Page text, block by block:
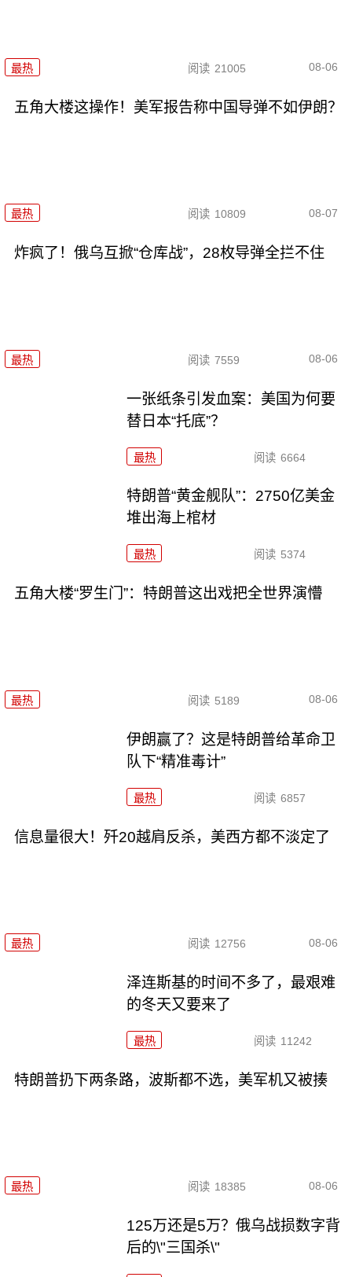
最热 阅读 21005 08-06
五角大楼这操作！美军报告称中国导弹不如伊朗？
最热 阅读 10809 08-07
炸疯了！俄乌互掀“仓库战”，28枚导弹全拦不住
最热 阅读 7559 08-06
一张纸条引发血案：美国为何要
替日本“托底”？
最热 阅读 6664
特朗普“黄金舰队”：2750亿美金
堆出海上棺材
最热 阅读 5374
五角大楼“罗生门”：特朗普这出戏把全世界演懵
最热 阅读 5189 08-06
伊朗赢了？这是特朗普给革命卫
队下“精准毒计”
最热 阅读 6857
信息量很大！歼20越肩反杀，美西方都不淡定了
最热 阅读 12756 08-06
泽连斯基的时间不多了，最艰难
的冬天又要来了
最热 阅读 11242
特朗普扔下两条路，波斯都不选，美军机又被揍
最热 阅读 18385 08-06
125万还是5万？俄乌战损数字背
后的\"三国杀\"